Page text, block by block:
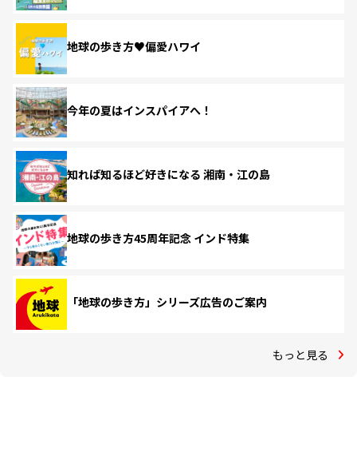
地球の歩き方♥偏愛ハワイ
今年の夏はインスパイアへ！
知れば知るほど好きになる 湘南・江の島
地球の歩き方45周年記念 インド特集
「地球の歩き方」シリーズ広告のご案内
もっと見る